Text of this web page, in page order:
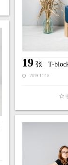
19张 T-
2019-11-18